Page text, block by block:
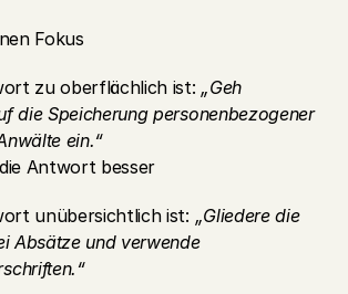
Fokus
zu oberflächlich ist: „Geh
die Speicherung personenbezogener
ein.“
Antwort besser
unübersichtlich ist: „Gliedere die
Absätze und verwende